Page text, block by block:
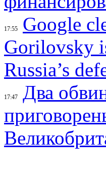
17:55
Google
Gorilovsky
Russia’s
17:47
Два